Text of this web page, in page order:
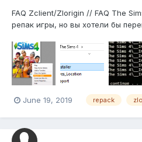
FAQ Zclient/Zlorigin // FAQ The
репак игры, но вы хотели бы
простой, но напрямую зависит
сами правильно прописывают
June 19, 2019 repack